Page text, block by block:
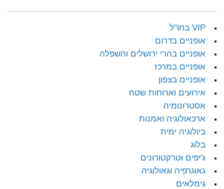
VIP בחו"ל
אופניים בדרום
אופניים בהרי ירושלים והשפלה
אופניים במרכז
אופניים בצפון
אירועים וארוחות שטח
אסטרונומיה
ארכאולוגיה ואמנות
ביולוגיה ימית
בלוג
ג'יפים וטרקטורונים
גאוגרפיה וגאולוגיה
גימלאים